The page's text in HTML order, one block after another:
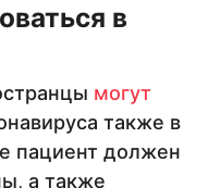
в
могут
также в
пациент должен
а также